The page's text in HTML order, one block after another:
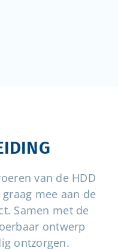
van de HDD
mee aan de
Samen met de
ontwerp
ontzorgen.